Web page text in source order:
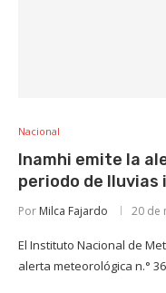
Nacional
Inamhi emite la
periodo de lluvias
Por Milca Fajardo 20 de
El Instituto Nacional de
alerta meteorológica n.°